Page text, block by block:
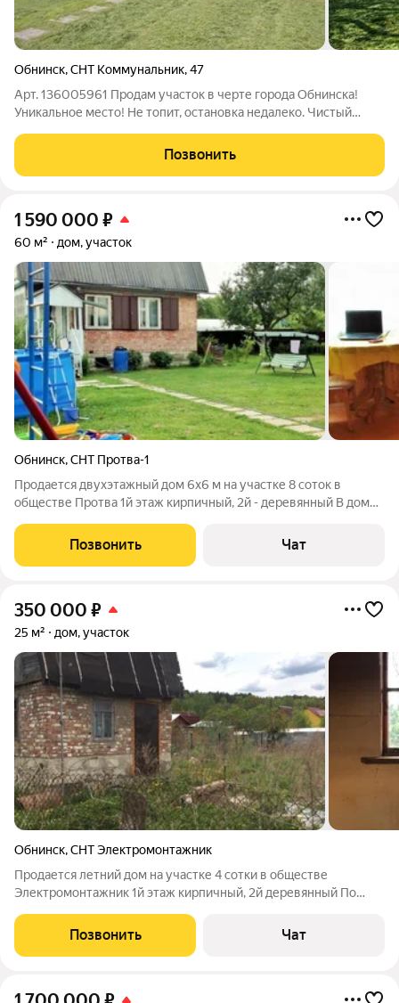
Обнинск,СНТ Коммунальник,47
Арт. 136005961 Продам участок в черте города Обнинска!
Уникальное место! Не топит, остановка недалеко. Чистый
прекрасное место для релакса после работы, легко добираться
на общественном
Позвонить
1 590 000 ₽
60 м² дом, участок
Обнинск,СНТ Протва-1
Продается двухэтажный дом 6х6 м на участке 8 соток в
обществе Протва 1й этаж кирпичный, 2й - деревянный В доме
плюс 2 террасы на 1 и 2 этажах Дом внутри отделан вагонкой
Установлена
Позвонить Чат
350 000 ₽
25 м² дом, участок
Обнинск,СНТ Электромонтажник
Продается летний дом на участке 4 сотки в обществе
Электромонтажник 1й этаж кирпичный, 2й деревянный По
и кустарники Рядом речка и лес, летом много земляники и
грибов 5 минут ходьбы пешком от
Позвонить Чат